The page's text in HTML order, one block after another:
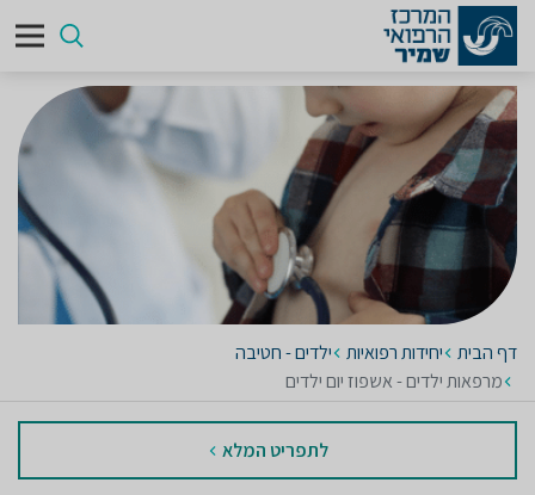
דף הבית יחידות רפואיות
ילדים - חטיבה
מרפאות ילדים - אשפוז יום ילדים
לתפריט המלא